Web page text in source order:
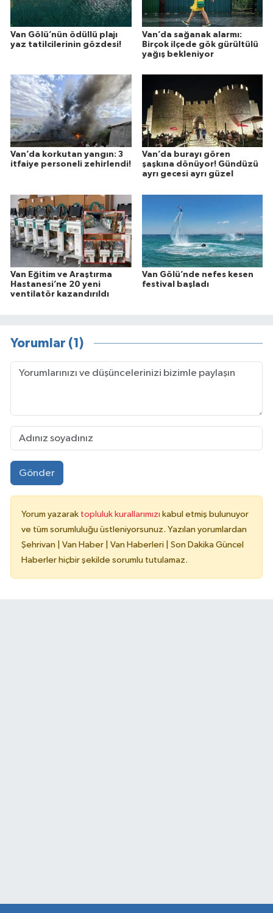
Van Gölü’nün ödüllü plajı
yaz tatilcilerinin gözdesi!
Van’da sağanak alarmı:
Birçok ilçede gök gürültülü
yağış bekleniyor
Van’da korkutan yangın: 3
itfaiye personeli zehirlendi!
Van’da burayı gören
şaşkına dönüyor! Gündüzü
ayrı gecesi ayrı güzel
Van Eğitim ve Araştırma
Hastanesi’ne 20 yeni
ventilatör kazandırıldı
Van Gölü’nde nefes kesen
festival başladı
Yorumlar (1)
Gönder
Yorum yazarak topluluk kurallarımızı kabul etmiş bulunuyor
ve tüm sorumluluğu üstleniyorsunuz. Yazılan yorumlardan
Şehrivan | Van Haber | Van Haberleri | Son Dakika Güncel
Haberler hiçbir şekilde sorumlu tutulamaz.